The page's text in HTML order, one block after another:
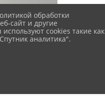
обработки
сайт и другие
cookies такие как
аналитика".